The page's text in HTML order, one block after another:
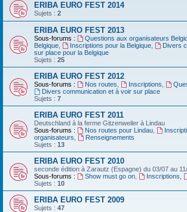
ERIBA EURO FEST 2014
Sujets : 2
ERIBA EURO FEST 2013
Sous-forums : Questions aux organisateurs
Belgique
Inscriptions pour la Belgique,
Divers
sur place pour la Belgique
Sujets : 25
ERIBA EURO FEST 2012
Sous-forums : Nos routes Inscriptions
Divers communication et à voir sur place
Sujets : 7
ERIBA EURO FEST 2011
Deutschland‏ à la ferme Gitzenweiler à Lindau
Sous-forums :
Nos routes pour Lindau,
organisateurs
Renseignements
Sujets : 13
ERIBA EURO FEST 2010
seconde édition à Zarautz (Espagne) du 03/07 au
Sous-forums :
Show must go on, Inscriptions
Sujets : 10
ERIBA EURO FEST 2009
Sujets : 47